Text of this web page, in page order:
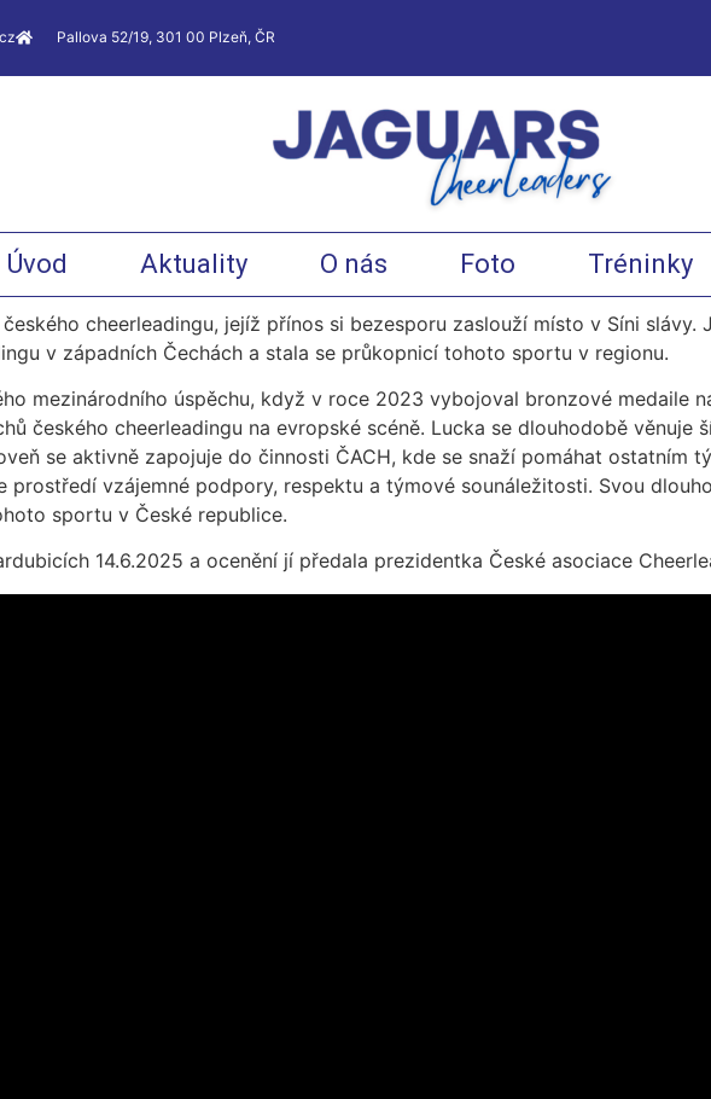
Pallova 52/19, 301 00 Plzeň, ČR
Úvod Aktuality O nás Foto Tréninky
cheerleadingu, jejíž přínos si bezesporu zaslouží místo v Síni slávy.
v západních Čechách a stala se průkopnicí tohoto sportu v regionu.
mezinárodního úspěchu, když v roce 2023 vybojoval bronzové medaile
českého cheerleadingu na evropské scéně. Lucka se dlouhodobě
se aktivně zapojuje do činnosti ČACH, kde se snaží pomáhat ostatním
prostředí vzájemné podpory, respektu a týmové sounáležitosti. Svou
sportu v České republice.
14.6.2025 a ocenění jí předala prezidentka České asociace